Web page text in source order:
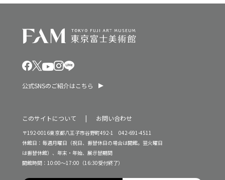
公式SNSのご紹介はこちら
このサイトについて お問い合わせ
〒192-0016東京都八王子市谷野町492-1 042-691-4511
休館日：毎週月曜日（祝日、振替休日の場合は開館。翌火曜日
は振替休館）、年末・年始、展示替期間
開館時間：10:00～17:00（16:30受付終了）